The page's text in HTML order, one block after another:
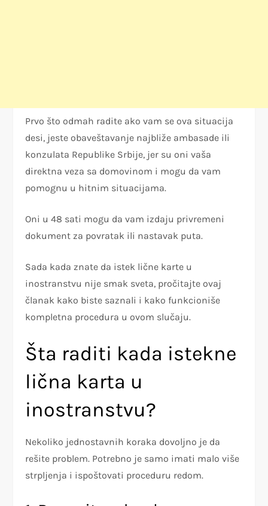
Prvo što odmah radite ako vam se ova situacija
desi, jeste obaveštavanje najbliže ambasade ili
konzulata Republike Srbije, jer su oni vaša
direktna veza sa domovinom i mogu da vam
pomognu u hitnim situacijama.
Oni u 48 sati mogu da vam izdaju privremeni
dokument za povratak ili nastavak puta.
Sada kada znate da istek lične karte u
inostranstvu nije smak sveta, pročitajte ovaj
članak kako biste saznali i kako funkcioniše
kompletna procedura u ovom slučaju.
Šta raditi kada istekne
lična karta u
inostranstvu?
Nekoliko jednostavnih koraka dovoljno je da
rešite problem. Potrebno je samo imati malo više
strpljenja i ispoštovati proceduru redom.